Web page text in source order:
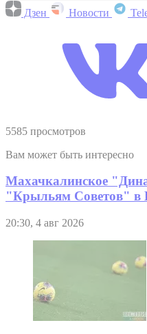
Дзен Новости
5585 просмотров
Вам может быть интересно
Махачкалинское
"Крыльям Советов" в
20:30, 4 авг 2026